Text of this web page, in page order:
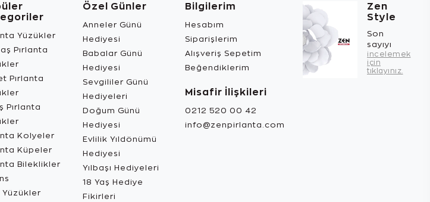
Yüzükler
Pırlanta
Pırlanta
Pırlanta
Kolyeler
Küpeler
Bileklikler
Yüzükler
Özel Günler
Anneler Günü
Hediyesi
Babalar Günü
Hediyesi
Sevgililer Günü
Hediyeleri
Doğum Günü
Hediyesi
Evlilik Yıldönümü
Hediyesi
Yılbaşı Hediyeleri
18 Yaş Hediye
Fikirleri
Bilgilerim
Hesabım
Siparişlerim
Alışveriş Sepetim
Beğendiklerim
Misafir İlişkileri
0212 520 00 42
info@zenpirlanta.com
Zen
Style
Son
sayıyı
incelemek
için
tıklayınız.